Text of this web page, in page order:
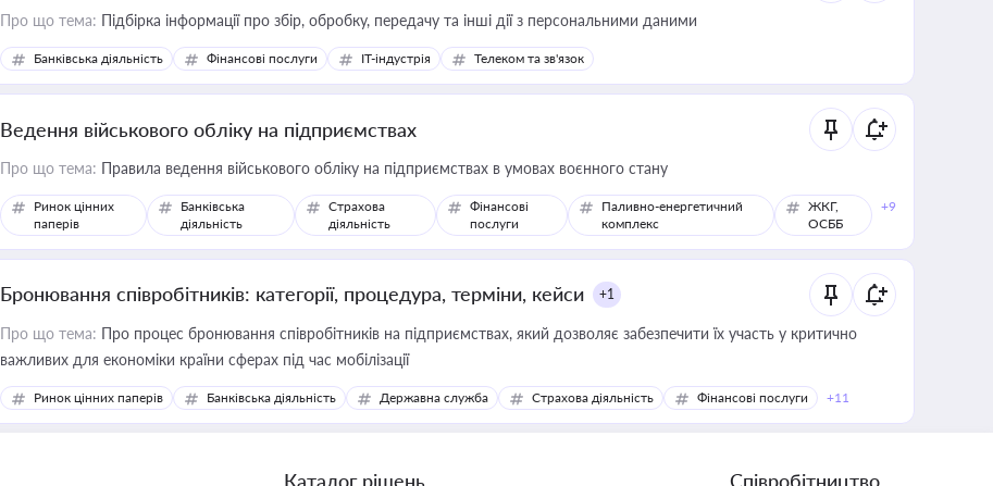
Про що тема: Підбірка інформації про збір, обробку, передачу та інші дії з персональними даними
Банківська діяльність Фінансові послуги IT-індустрія Телеком та зв'язок
Ведення військового обліку на підприємствах
Про що тема: Правила ведення військового обліку на підприємствах в умовах воєнного стану
Ринок цінних
паперів
Банківська
діяльність
Страхова
діяльність
Фінансові
послуги
Паливно-енергетичний
комплекс
ЖКГ,
ОСББ
+9
Бронювання співробітників: категорії, процедура, терміни, кейси +1
Про що тема: Про процес бронювання співробітників на підприємствах, який дозволяє забезпечити їх участь у критично
важливих для економіки країни сферах під час мобілізації
Ринок цінних паперів Банківська діяльність Державна служба Страхова діяльність Фінансові послуги +11
Каталог рішень Співробітництво